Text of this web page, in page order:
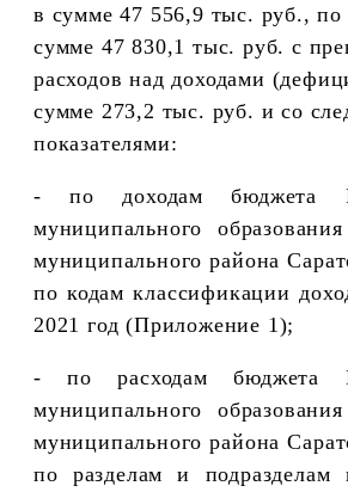
в сумме 47 556,9 тыс. руб., по
сумме 47 830,1 тыс. руб. с
расходов над доходами
сумме 273,2 тыс. руб. и со
показателями:
- по доходам бюджета
муниципального
муниципального района
по кодам классификации
2021 год (Приложение 1);
- по расходам бюджета
муниципального
муниципального района
по разделам и подразделам